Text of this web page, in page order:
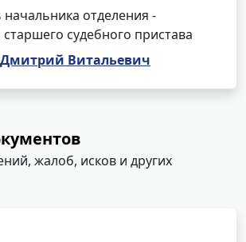
начальника отделения -
судебного пристава
Витальевич
жалоб, исков и других